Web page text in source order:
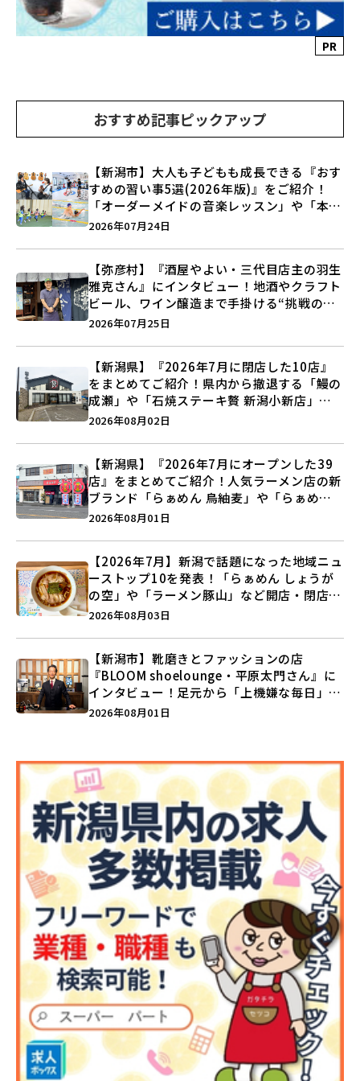
PR
おすすめ記事ピックアップ
【新潟市】大人も子どもも成長できる『おす
すめの習い事5選(2026年版)』をご紹介！
「オーダーメイドの音楽レッスン」や「本格
キックボクシング」で新しい自分を見つけよ
2026年07月24日
【弥彦村】『酒屋やよい・三代目店主の羽生
雅克さん』にインタビュー！地酒やクラフト
ビール、ワイン醸造まで手掛ける“挑戦の歴
史”に迫る♪
2026年07月25日
【新潟県】『2026年7月に閉店した10店』
をまとめてご紹介！県内から撤退する「鰻の
成瀬」や「石焼ステーキ贅 新潟小新店」が
営業に幕…。
2026年08月02日
【新潟県】『2026年7月にオープンした39
店』をまとめてご紹介！人気ラーメン店の新
ブランド「らぁめん 鳥紬麦」や「らぁめん
しょうがの空」など盛りだくさん♪
2026年08月01日
【2026年7月】新潟で話題になった地域ニュ
ーストップ10を発表！「らぁめん しょうが
の空」や「ラーメン豚山」など開店・閉店の
注目記事をランキングでご紹介♪
2026年08月03日
【新潟市】靴磨きとファッションの店
『BLOOM shoelounge・平原太門さん』に
インタビュー！足元から「上機嫌な毎日」を
つくる装いの提案とは？
2026年08月01日